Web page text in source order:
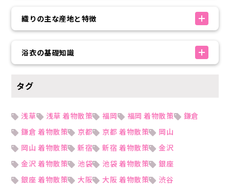
織りの主な産地と特徴
浴衣の基礎知識
タグ
浅草 浅草 着物散策 福岡 福岡 着物散策
鎌倉
鎌倉 着物散策
京都 京都 着物散策
岡山
岡山 着物散策
新宿 新宿 着物散策
金沢
金沢 着物散策
池袋 池袋 着物散策
銀座
銀座 着物散策
大阪 大阪 着物散策
渋谷